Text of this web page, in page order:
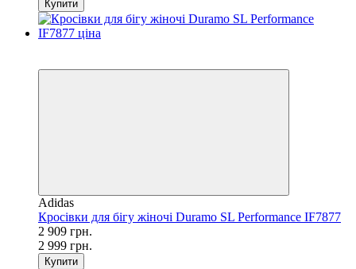
Купити
Adidas
Кросівки для бігу жіночі Duramo SL Performance IF7877
2 909 грн.
2 999 грн.
Купити